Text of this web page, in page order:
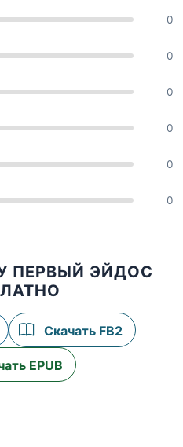
0
0
0
0
0
0
ПЕРВЫЙ ЭЙДОС
Скачать FB2
EPUB